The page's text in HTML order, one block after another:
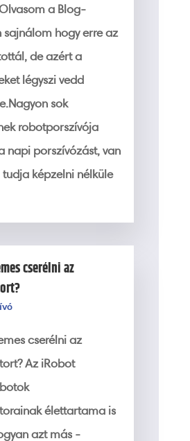
a Blog-
sajnálom hogy erre az
de azért a
légyszi vedd
sok
robotporszívója
napi porszívózást, van
képzelni nélküle
cserélni az
cserélni az
Az iRobot
élettartama is
azt más -